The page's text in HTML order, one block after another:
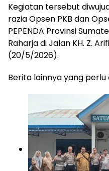
Kegiatan tersebut
razia Opsen PKB dan
PEPENDA Provinsi
Raharja di Jalan KH. Z.
(20/5/2026).
Berita lainnya yang perlu